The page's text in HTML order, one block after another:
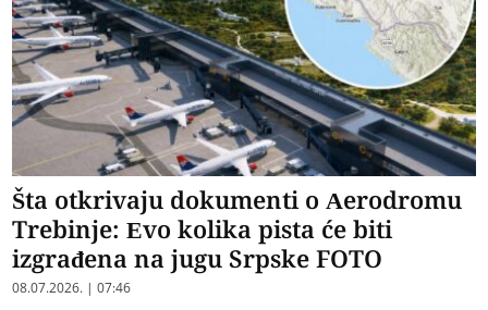
Šta otkrivaju dokumenti o Aerodromu
Trebinje: Evo kolika pista će biti
izgrađena na jugu Srpske FOTO
08.07.2026. | 07:46